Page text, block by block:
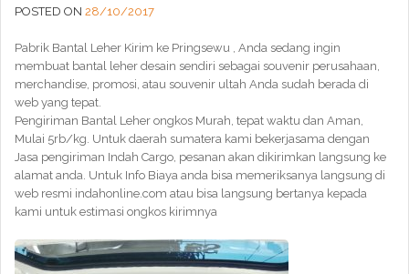
POSTED ON 28/10/2017
Pabrik Bantal Leher Kirim ke Pringsewu , Anda sedang ingin
membuat bantal leher desain sendiri sebagai souvenir perusahaan,
merchandise, promosi, atau souvenir ultah Anda sudah berada di
web yang tepat.
Pengiriman Bantal Leher ongkos Murah, tepat waktu dan Aman,
Mulai 5rb/kg. Untuk daerah sumatera kami bekerjasama dengan
Jasa pengiriman Indah Cargo, pesanan akan dikirimkan langsung ke
alamat anda. Untuk Info Biaya anda bisa memeriksanya langsung di
web resmi indahonline.com atau bisa langsung bertanya kepada
kami untuk estimasi ongkos kirimnya